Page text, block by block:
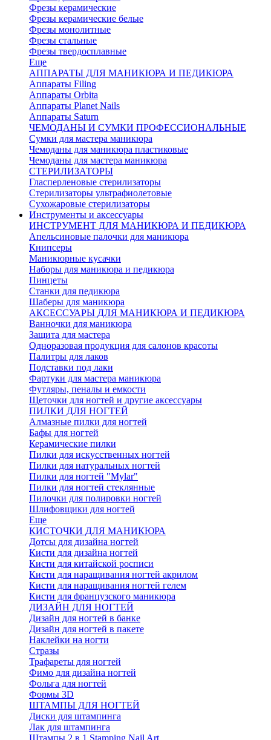
Фрезы керамические
Фрезы керамические белые
Фрезы монолитные
Фрезы стальные
Фрезы твердосплавные
Еще
АППАРАТЫ ДЛЯ МАНИКЮРА И ПЕДИКЮРА
Аппараты Filing
Аппараты Orbita
Аппараты Planet Nails
Аппараты Saturn
ЧЕМОДАНЫ И СУМКИ ПРОФЕССИОНАЛЬНЫЕ
Сумки для мастера маникюра
Чемоданы для маникюра пластиковые
Чемоданы для мастера маникюра
СТЕРИЛИЗАТОРЫ
Гласперленовые стерилизаторы
Стерилизаторы ультрафиолетовые
Сухожаровые стерилизаторы
Инструменты и аксессуары
ИНСТРУМЕНТ ДЛЯ МАНИКЮРА И ПЕДИКЮРА
Апельсиновые палочки для маникюра
Книпсеры
Маникюрные кусачки
Наборы для маникюра и педикюра
Пинцеты
Станки для педикюра
Шаберы для маникюра
АКСЕССУАРЫ ДЛЯ МАНИКЮРА И ПЕДИКЮРА
Ванночки для маникюра
Защита для мастера
Одноразовая продукция для салонов красоты
Палитры для лаков
Подставки под лаки
Фартуки для мастера маникюра
Футляры, пеналы и емкости
Щеточки для ногтей и другие аксессуары
ПИЛКИ ДЛЯ НОГТЕЙ
Алмазные пилки для ногтей
Бафы для ногтей
Керамические пилки
Пилки для искусственных ногтей
Пилки для натуральных ногтей
Пилки для ногтей "Mylar"
Пилки для ногтей стеклянные
Пилочки для полировки ногтей
Шлифовщики для ногтей
Еще
КИСТОЧКИ ДЛЯ МАНИКЮРА
Дотсы для дизайна ногтей
Кисти для дизайна ногтей
Кисти для китайской росписи
Кисти для наращивания ногтей акрилом
Кисти для наращивания ногтей гелем
Кисти для французского маникюра
ДИЗАЙН ДЛЯ НОГТЕЙ
Дизайн для ногтей в банке
Дизайн для ногтей в пакете
Наклейки на ногти
Стразы
Трафареты для ногтей
Фимо для дизайна ногтей
Фольга для ногтей
Формы 3D
ШТАМПЫ ДЛЯ НОГТЕЙ
Диски для штампинга
Лак для штампинга
Штампы 2 в 1 Stamping Nail Art